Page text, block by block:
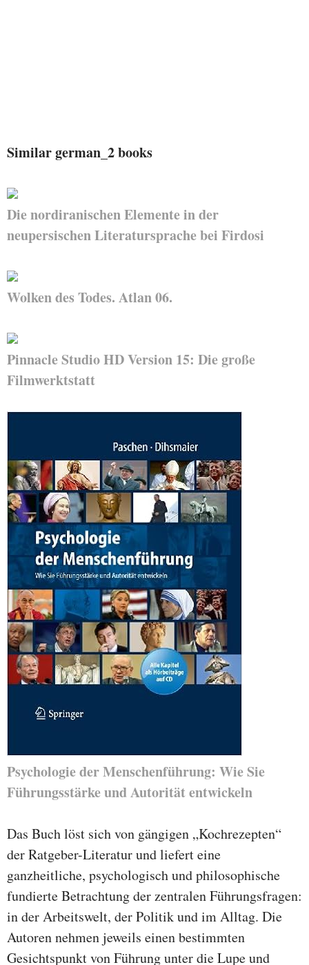
Similar german_2 books
Die nordiranischen Elemente in der
neupersischen Literatursprache bei Firdosi
Wolken des Todes. Atlan 06.
Pinnacle Studio HD Version 15: Die große
Filmwerktstatt
Psychologie der Menschenführung: Wie Sie
Führungsstärke und Autorität entwickeln
Das Buch löst sich von gängigen „Kochrezepten“
der Ratgeber-Literatur und liefert eine
ganzheitliche, psychologisch und philosophische
fundierte Betrachtung der zentralen Führungsfragen:
in der Arbeitswelt, der Politik und im Alltag. Die
Autoren nehmen jeweils einen bestimmten
Gesichtspunkt von Führung unter die Lupe und